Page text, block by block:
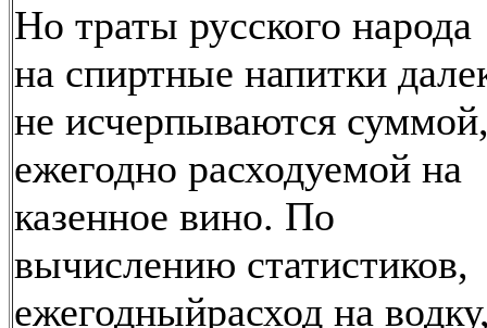
Но траты русского народа
на спиртные напитки
не исчерпываются
ежегодно расходуемой на
казенное вино. По
вычислению статистиков,
ежегодныйрасход на